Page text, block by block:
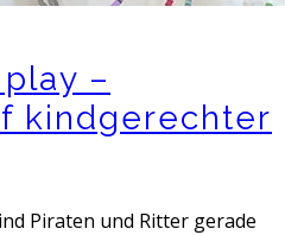
–
kindgerechter
Piraten und Ritter gerade